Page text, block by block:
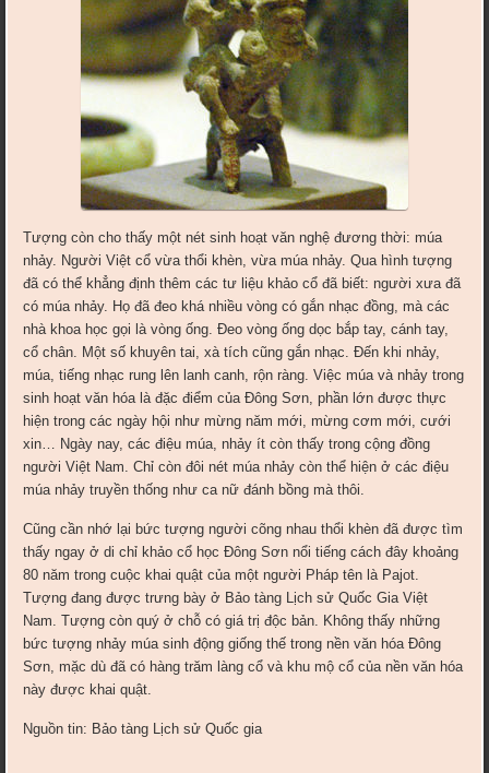
Tượng còn cho thấy một nét sinh hoạt văn nghệ đương thời: múa
nhảy. Người Việt cổ vừa thổi khèn, vừa múa nhảy. Qua hình tượng
đã có thể khẳng định thêm các tư liệu khảo cổ đã biết: người xưa đã
có múa nhảy. Họ đã đeo khá nhiều vòng có gắn nhạc đồng, mà các
nhà khoa học gọi là vòng ống. Đeo vòng ống dọc bắp tay, cánh tay,
cổ chân. Một số khuyên tai, xà tích cũng gắn nhạc. Đến khi nhảy,
múa, tiếng nhạc rung lên lanh canh, rộn ràng. Việc múa và nhảy trong
sinh hoạt văn hóa là đặc điểm của Đông Sơn, phần lớn được thực
hiện trong các ngày hội như mừng năm mới, mừng cơm mới, cưới
xin… Ngày nay, các điệu múa, nhảy ít còn thấy trong cộng đồng
người Việt Nam. Chỉ còn đôi nét múa nhảy còn thể hiện ở các điệu
múa nhảy truyền thống như ca nữ đánh bồng mà thôi.
Cũng cần nhớ lại bức tượng người cõng nhau thổi khèn đã được tìm
thấy ngay ở di chỉ khảo cổ học Đông Sơn nổi tiếng cách đây khoảng
80 năm trong cuộc khai quật của một người Pháp tên là Pajot.
Tượng đang được trưng bày ở Bảo tàng Lịch sử Quốc Gia Việt
Nam. Tượng còn quý ở chỗ có giá trị độc bản. Không thấy những
bức tượng nhảy múa sinh động giống thế trong nền văn hóa Đông
Sơn, mặc dù đã có hàng trăm làng cổ và khu mộ cổ của nền văn hóa
này được khai quật.
Nguồn tin: Bảo tàng Lịch sử Quốc gia